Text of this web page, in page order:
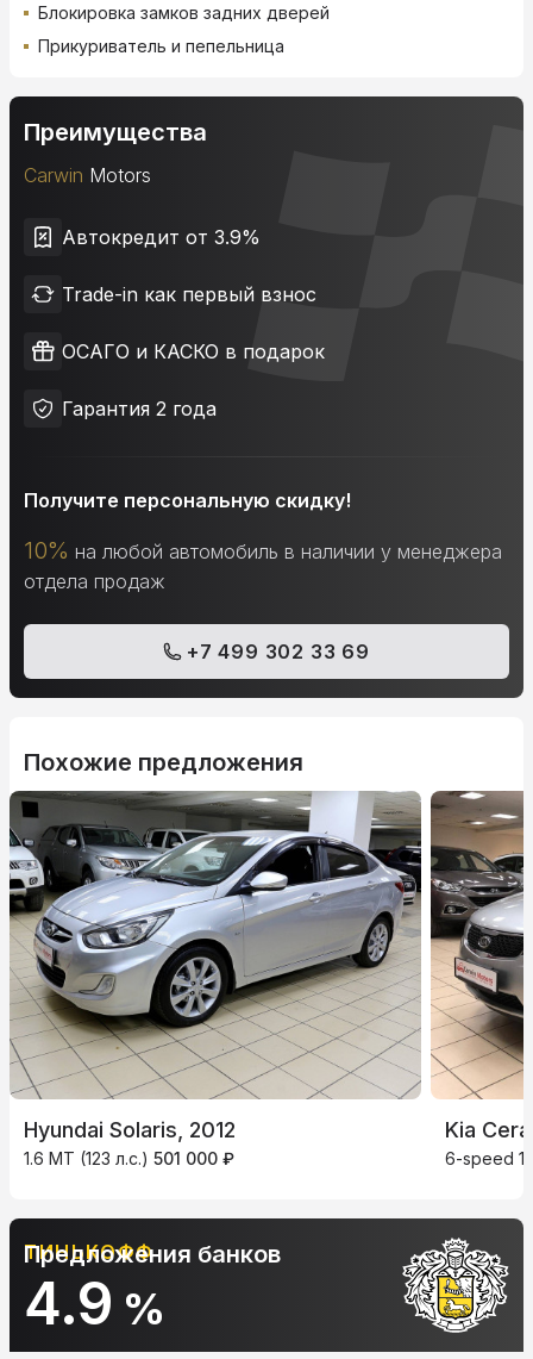
Блокировка замков задних дверей
Прикуриватель и пепельница
Преимущества
Carwin Motors
Автокредит от 3.9%
Trade-in как первый взнос
ОСАГО и КАСКО в подарок
Гарантия 2 года
Получите персональную скидку!
10% на любой автомобиль в наличии у менеджера
отдела продаж
+7 499 302 33 69
Похожие предложения
Hyundai Solaris, 2012
1.6 MT (123 л.с.) 501 000 ₽
Kia
6-speed
АЛЬФА-БАНК
10.9%
Предложения банков